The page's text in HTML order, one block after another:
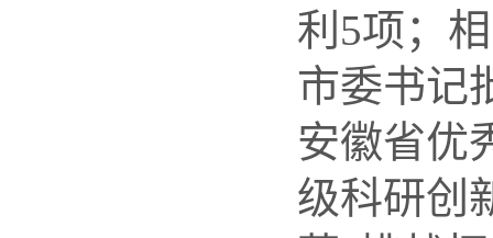
利 5项；
市委书记
安徽省优
级科研创